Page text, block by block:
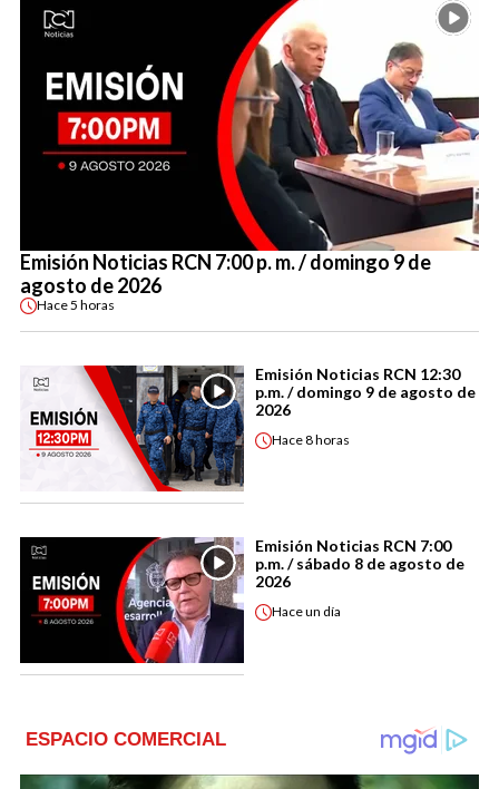
Emisión Noticias RCN 7:00 p. m. / domingo 9 de
agosto de 2026
Hace5 horas
Emisión Noticias RCN 12:30
p.m. / domingo 9 de agosto de
2026
Hace8 horas
Emisión Noticias RCN 7:00
p.m. / sábado 8 de agosto de
2026
Haceun día